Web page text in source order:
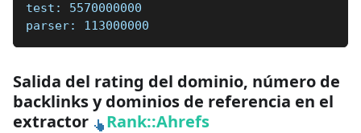
test: 5570000000
parser: 113000000
Salida del rating del dominio, número de
backlinks y dominios de referencia en el
extractor
Rank::Ahrefs